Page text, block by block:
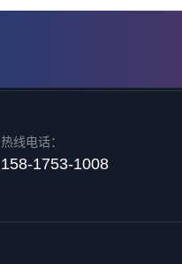
热线电话：
158-1753-1008